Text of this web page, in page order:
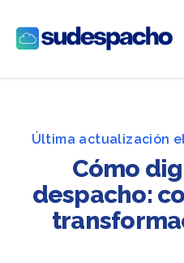
Sudespacho
Última actualización
Cómo
despacho: